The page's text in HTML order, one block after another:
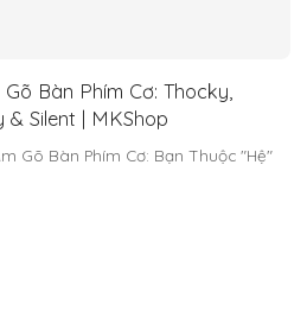
Bàn Phím Cơ: Thocky,
& Silent | MKShop
Gõ Bàn Phím Cơ: Bạn Thuộc "Hệ"